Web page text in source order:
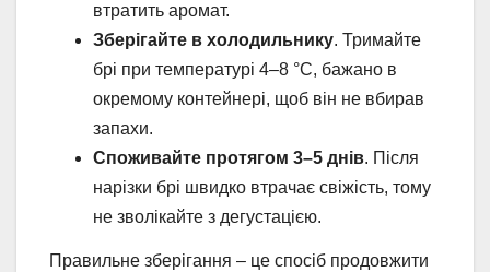
втратить аромат.
Зберігайте в холодильнику. Тримайте
брі при температурі 4–8 °C, бажано в
окремому контейнері, щоб він не вбирав
запахи.
Споживайте протягом 3–5 днів. Після
нарізки брі швидко втрачає свіжість, тому
не зволікайте з дегустацією.
Правильне зберігання – це спосіб продовжити